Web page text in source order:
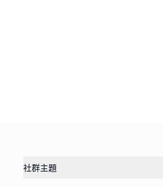
社群主題